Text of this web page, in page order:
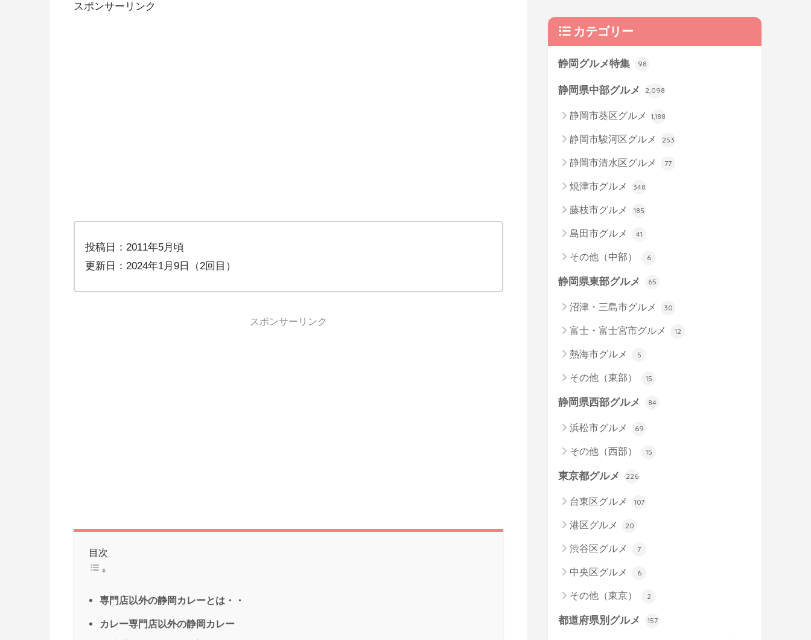
スポンサーリンク
投稿日：2011年5月頃
更新日：2024年1月9日（2回目）
スポンサーリンク
目次
専門店以外の静岡カレーとは・・
カレー専門店以外の静岡カレー
カテゴリー
静岡グルメ特集 98
静岡県中部グルメ 2,098
静岡市葵区グルメ 1,188
静岡市駿河区グルメ 253
静岡市清水区グルメ 77
焼津市グルメ 348
藤枝市グルメ 185
島田市グルメ 41
その他（中部） 6
静岡県東部グルメ 65
沼津・三島市グルメ 30
富士・富士宮市グルメ 12
熱海市グルメ 5
その他（東部） 15
静岡県西部グルメ 84
浜松市グルメ 69
その他（西部） 15
東京都グルメ 226
台東区グルメ 107
港区グルメ 20
渋谷区グルメ 7
中央区グルメ 6
その他（東京） 2
都道府県別グルメ 157